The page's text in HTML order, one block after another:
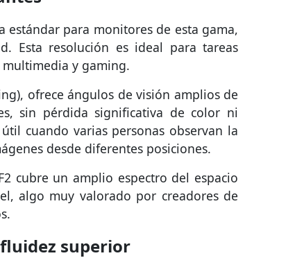
estándar para monitores de esta gama,
Esta resolución es ideal para tareas
y gaming.
ofrece ángulos de visión amplios de
sin pérdida significativa de color ni
cuando varias personas observan la
desde diferentes posiciones.
cubre un amplio espectro del espacio
algo muy valorado por creadores de
superior